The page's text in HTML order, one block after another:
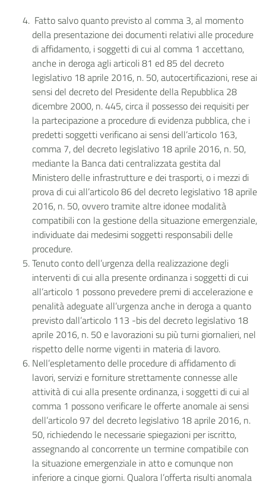
Fatto salvo quanto previsto al comma 3, al momento
della presentazione dei documenti relativi alle procedure
di affidamento, i soggetti di cui al comma 1 accettano,
anche in deroga agli articoli 81 ed 85 del decreto
legislativo 18 aprile 2016, n. 50, autocertificazioni, rese ai
sensi del decreto del Presidente della Repubblica 28
dicembre 2000, n. 445, circa il possesso dei requisiti per
la partecipazione a procedure di evidenza pubblica, che i
predetti soggetti verificano ai sensi dell’articolo 163,
comma 7, del decreto legislativo 18 aprile 2016, n. 50,
mediante la Banca dati centralizzata gestita dal
Ministero delle infrastrutture e dei trasporti, o i mezzi di
prova di cui all’articolo 86 del decreto legislativo 18 aprile
2016, n. 50, ovvero tramite altre idonee modalità
compatibili con la gestione della situazione emergenziale,
individuate dai medesimi soggetti responsabili delle
procedure.
Tenuto conto dell’urgenza della realizzazione degli
interventi di cui alla presente ordinanza i soggetti di cui
all’articolo 1 possono prevedere premi di accelerazione e
penalità adeguate all’urgenza anche in deroga a quanto
previsto dall’articolo 113 -bis del decreto legislativo 18
aprile 2016, n. 50 e lavorazioni su più turni giornalieri, nel
rispetto delle norme vigenti in materia di lavoro.
Nell’espletamento delle procedure di affidamento di
lavori, servizi e forniture strettamente connesse alle
attività di cui alla presente ordinanza, i soggetti di cui al
comma 1 possono verificare le offerte anomale ai sensi
dell’articolo 97 del decreto legislativo 18 aprile 2016, n.
50, richiedendo le necessarie spiegazioni per iscritto,
assegnando al concorrente un termine compatibile con
la situazione emergenziale in atto e comunque non
inferiore a cinque giorni. Qualora l’offerta risulti anomala